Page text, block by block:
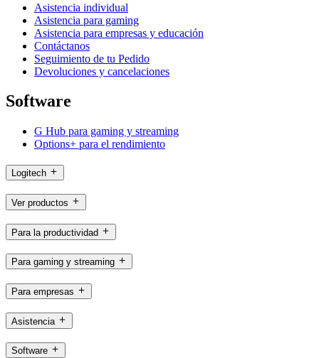
Asistencia individual
Asistencia para gaming
Asistencia para empresas y educación
Contáctanos
Seguimiento de tu Pedido
Devoluciones y cancelaciones
Software
G Hub para gaming y streaming
Options+ para el rendimiento
Logitech
Ver productos
Para la productividad
Para gaming y streaming
Para empresas
Asistencia
Software